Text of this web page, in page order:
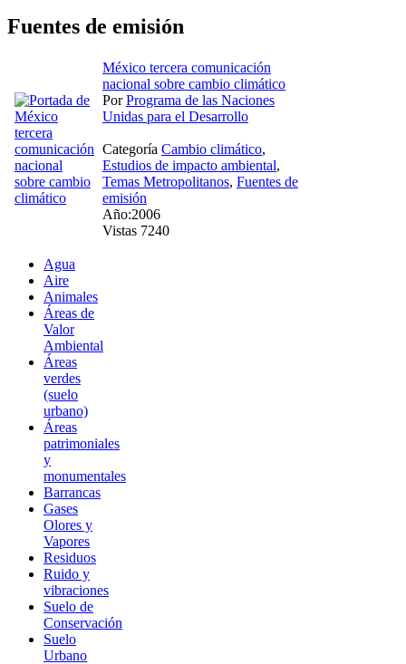
Fuentes de emisión
México tercera comunicación
nacional sobre cambio climático
PorPrograma de las Naciones
Unidas para el Desarrollo
Categoría Cambio climático,
Estudios de impacto ambiental,
Temas Metropolitanos, Fuentes de
emisión
Año:2006
Vistas 7240
Agua
Aire
Animales
Áreas de
Valor
Ambiental
Áreas
verdes
(suelo
urbano)
Áreas
patrimoniales
y
monumentales
Barrancas
Gases
Olores y
Vapores
Residuos
Ruido y
vibraciones
Suelo de
Conservación
Suelo
Urbano